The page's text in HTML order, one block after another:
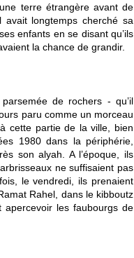
terre étrangère avant de
longtemps cherché sa
enfants en se disant qu’ils
la chance de grandir.
de rochers - qu’il
paru comme un morceau
cette partie de la ville, bien
1980 dans la périphérie,
son alyah. A l’époque, ils
ne suffisaient pas
le vendredi, ils prenaient
Rahel, dans le kibboutz
apercevoir les faubourgs de